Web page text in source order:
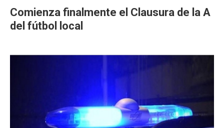
Comienza finalmente el Clausura de la A
del fútbol local